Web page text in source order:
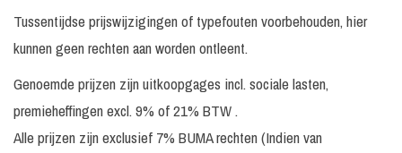
Presentatrice In
overleg
Niet van
toepassing
Prijs op
Dzifa Kusenuh In
overleg Op aanvraag
EliZe
Tussentijdse prijswijzigingen of typefouten voorbehouden, hier
kunnen geen rechten aan worden ontleent.
Genoemde prijzen zijn uitkoopgages incl. sociale lasten,
premieheffingen excl. 9% of 21% BTW .
Alle prijzen zijn exclusief 7% BUMA rechten (Indien van